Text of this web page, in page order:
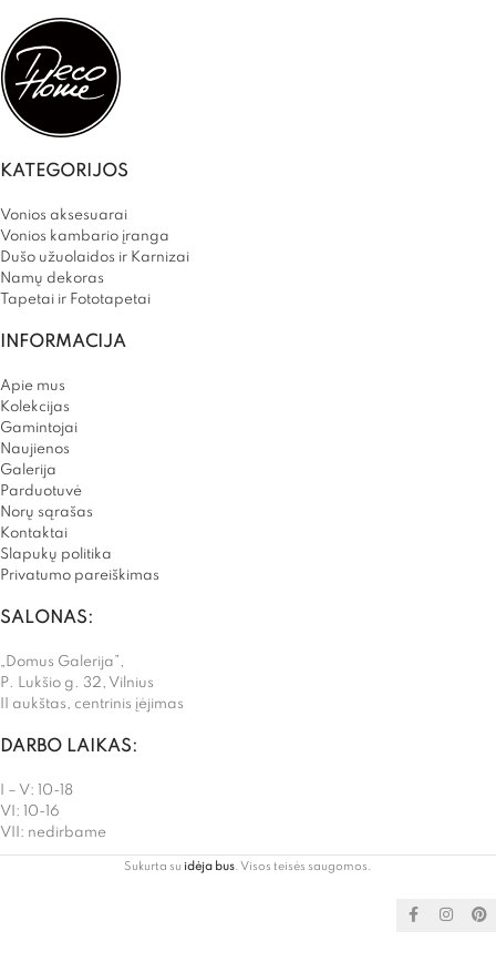
KATEGORIJOS
Vonios aksesuarai
Vonios kambario įranga
Dušo užuolaidos ir Karnizai
Namų dekoras
Tapetai ir Fototapetai
INFORMACIJA
Apie mus
Kolekcijas
Gamintojai
Naujienos
Galerija
Parduotuvė
Norų sąrašas
Kontaktai
Slapukų politika
Privatumo pareiškimas
SALONAS:
„Domus Galerija”,
P. Lukšio g. 32, Vilnius
II aukštas, centrinis įėjimas
DARBO LAIKAS:
I – V: 10-18
VI: 10-16
VII: nedirbame
Sukurta su idėja bus . Visos teisės saugomos.